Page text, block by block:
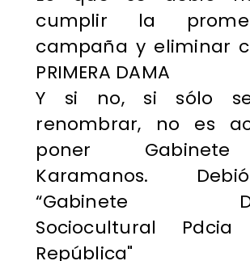
cumplir la
campaña y eliminar
PRIMERA DAMA
Y si no, si sólo
renombrar, no es
poner
Karamanos.
“Gabinete
Sociocultural
República"